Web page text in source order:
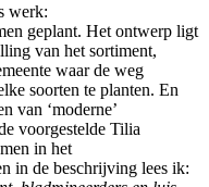
werk:
geplant. Het ontwerp ligt
van het sortiment,
waar de weg
soorten te planten. En
van ‘moderne’
voorgestelde Tilia
in het
in de beschrijving lees ik: